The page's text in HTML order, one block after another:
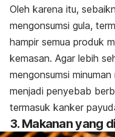
Oleh karena itu,
mengonsumsi gula,
hampir semua produk
kemasan. Agar lebih
mengonsumsi
menjadi penyebab
termasuk kanker
3. Makanan yang